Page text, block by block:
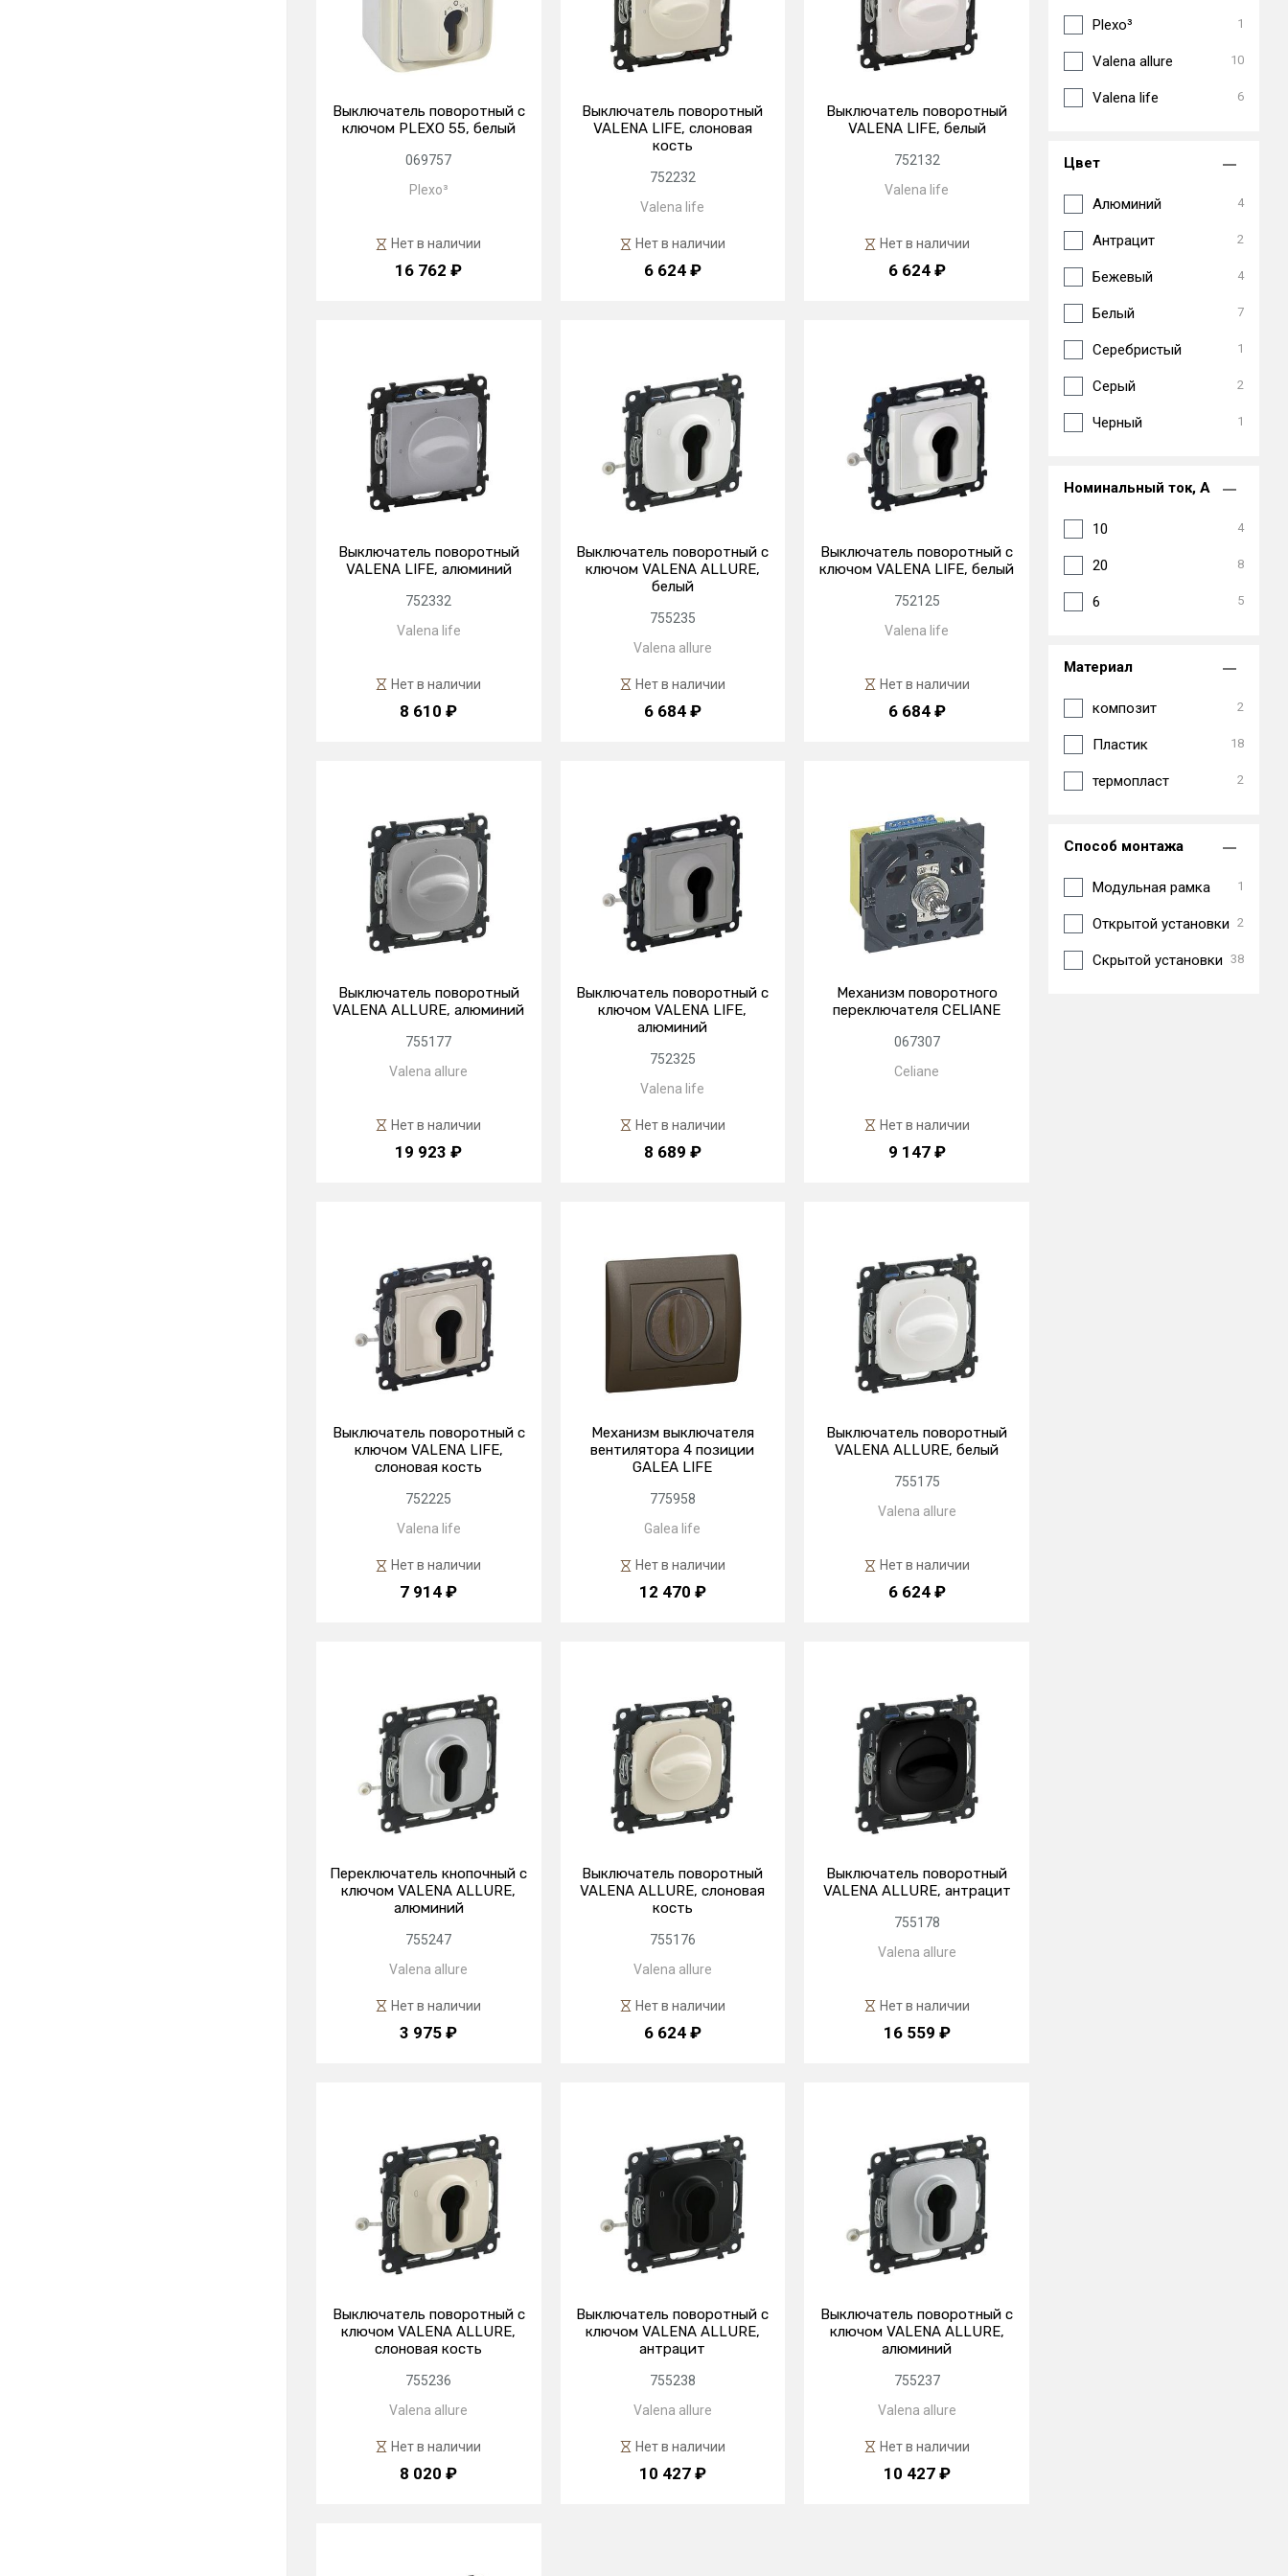
Выключатель поворотный с
ключом PLEXO 55, белый
069757
Plexo³
Нет в наличии
16 762 ₽
Выключатель поворотный
VALENA LIFE, слоновая
кость
752232
Valena life
Нет в наличии
6 624 ₽
Выключатель поворотный
VALENA LIFE, белый
752132
Valena life
Нет в наличии
6 624 ₽
Выключатель поворотный
VALENA LIFE, алюминий
752332
Valena life
Нет в наличии
8 610 ₽
Выключатель поворотный с
ключом VALENA ALLURE,
белый
755235
Valena allure
Нет в наличии
6 684 ₽
Выключатель поворотный с
ключом VALENA LIFE, белый
752125
Valena life
Нет в наличии
6 684 ₽
Выключатель поворотный
VALENA ALLURE, алюминий
755177
Valena allure
Нет в наличии
19 923 ₽
Выключатель поворотный с
ключом VALENA LIFE,
алюминий
752325
Valena life
Нет в наличии
8 689 ₽
Механизм поворотного
переключателя CELIANE
067307
Celiane
Нет в наличии
9 147 ₽
Выключатель поворотный с
ключом VALENA LIFE,
слоновая кость
752225
Valena life
Нет в наличии
7 914 ₽
Механизм выключателя
вентилятора 4 позиции
GALEA LIFE
775958
Galea life
Нет в наличии
12 470 ₽
Выключатель поворотный
VALENA ALLURE, белый
755175
Valena allure
Нет в наличии
6 624 ₽
Переключатель кнопочный с
ключом VALENA ALLURE,
алюминий
755247
Valena allure
Нет в наличии
3 975 ₽
Выключатель поворотный
VALENA ALLURE, слоновая
кость
755176
Valena allure
Нет в наличии
6 624 ₽
Выключатель поворотный
VALENA ALLURE, антрацит
755178
Valena allure
Нет в наличии
16 559 ₽
Выключатель поворотный с
ключом VALENA ALLURE,
слоновая кость
755236
Valena allure
Нет в наличии
8 020 ₽
Выключатель поворотный с
ключом VALENA ALLURE,
антрацит
755238
Valena allure
Нет в наличии
10 427 ₽
Выключатель поворотный с
ключом VALENA ALLURE,
алюминий
755237
Valena allure
Нет в наличии
10 427 ₽
Plexo³ 1
Valena allure 10
Valena life 6
Цвет
Алюминий 4
Антрацит 2
Бежевый 4
Белый 7
Серебристый 1
Серый 2
Черный 1
Номинальный ток, А
10 4
20 8
6 5
Материал
композит 2
Пластик 18
термопласт 2
Способ монтажа
Модульная рамка 1
Открытой установки 2
Скрытой установки 38